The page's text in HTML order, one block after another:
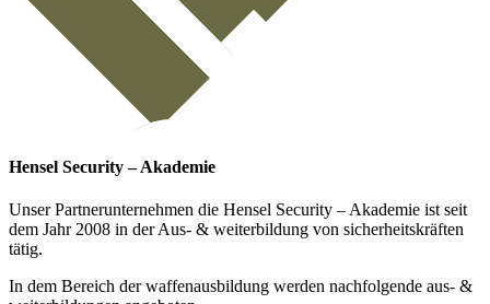
Hensel Security – Akademie
Unser Partnerunternehmen die Hensel Security – Akademie ist seit
dem Jahr 2008 in der Aus- & weiterbildung von sicherheitskräften
tätig.
In dem Bereich der waffenausbildung werden nachfolgende aus- &